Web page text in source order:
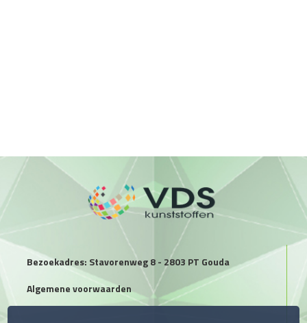
Bezoekadres: Stavorenweg 8 - 2803 PT Gouda
Algemene voorwaarden